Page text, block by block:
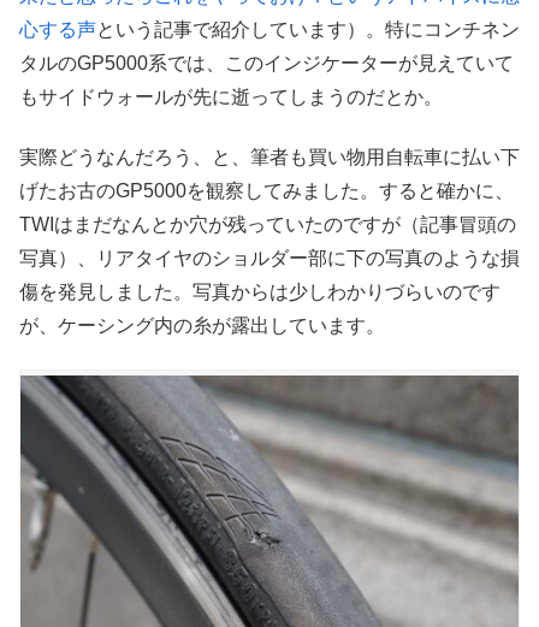
心する声という記事で紹介しています）。特にコンチネン
タルのGP5000系では、このインジケーターが見えていて
もサイドウォールが先に逝ってしまうのだとか。
実際どうなんだろう、と、筆者も買い物用自転車に払い下
げたお古のGP5000を観察してみました。すると確かに、
TWIはまだなんとか穴が残っていたのですが（記事冒頭の
写真）、リアタイヤのショルダー部に下の写真のような損
傷を発見しました。写真からは少しわかりづらいのです
が、ケーシング内の糸が露出しています。